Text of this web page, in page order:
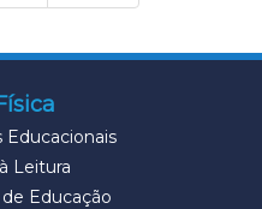
Educacionais
Leitura
Educação